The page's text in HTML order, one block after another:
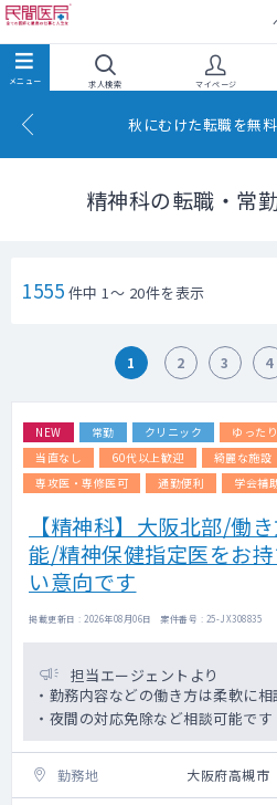
求人検索 マイページ
秋にむけた転職を無
精神科の転職・常
1555 件中 1～ 20件を表示
1 2 3 4
NEW 常勤 クリニック ゆった
当直なし
60代以上歓迎 綺麗な施設
専攻医・専修医可
通勤便利 学会補
【精神科】大阪北部/働
能/精神保健指定医をお
い意向です
掲載更新日 : 2026年08月06日 案件番号 : 25-JX308835
担当エージェントより
・勤務内容などの働き方は柔軟に
・夜間の対応免除など相談可能です
勤務地 大阪府高槻市